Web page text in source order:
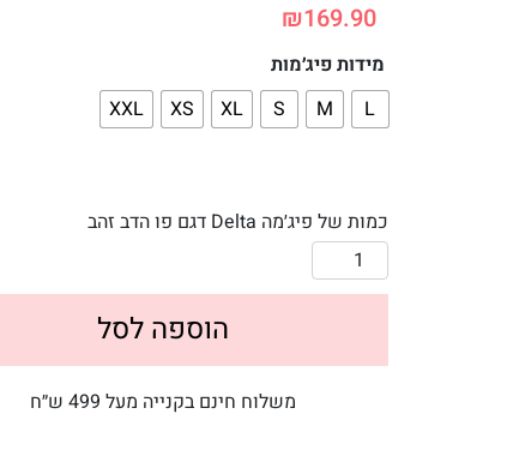
₪169.90
מידות פיג׳מות
L
M
S
XL
XS
XXL
כמות של פיג׳מה Delta דגם פו הדב זהב
הוספה לסל
משלוח חינם בקנייה מעל 499 ש״ח